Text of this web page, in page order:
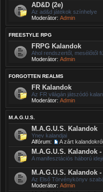
AD&D (2e)
Az ad&d játékok színhelye
Moderátor: Admin
FREESTYLE RPG
FRPG Kalandok
Ahol rendszertől, mesélőtől
Moderátor: Admin
FORGOTTEN REALMS
FR Kalandok
Az FR világán játszódó
Moderátor: Admin
M.A.G.U.S.
M.A.G.U.S. Kalandok
Ynev kalandjai
Alfórum:
A zárt
M.A.G.U.S. Kalandok
A manifesztációs háború
M.A.G.U.S. Kalandok
Az Első Törvénykönyv
Moderátor: Admin